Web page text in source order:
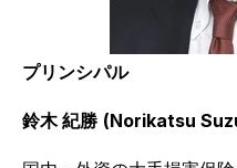
プリンシパル
鈴木 紀勝 (Norikatsu